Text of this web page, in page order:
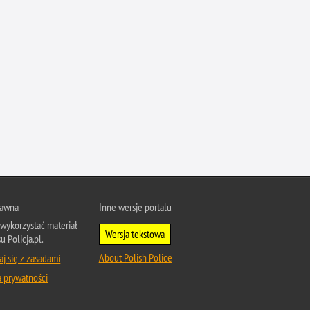
Współpraca międzynarodowa
Policji z innymi podmiotami
materiał
Policja.pl.
się z zasadami
prywatności
Inne wersje portalu
Wersja tekstowa
About Polish Police